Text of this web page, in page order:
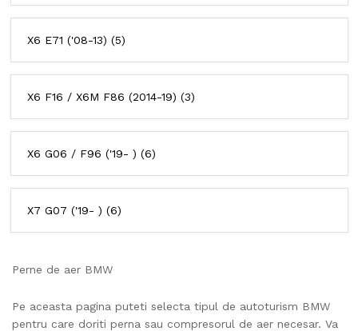
X6 E71 ('08-13) (5)
X6 F16 / X6M F86 (2014-19) (3)
X6 G06 / F96 ('19- ) (6)
X7 G07 ('19- ) (6)
Perne de aer BMW
Pe aceasta pagina puteti selecta tipul de autoturism BMW
pentru care doriti perna sau compresorul de aer necesar. Va